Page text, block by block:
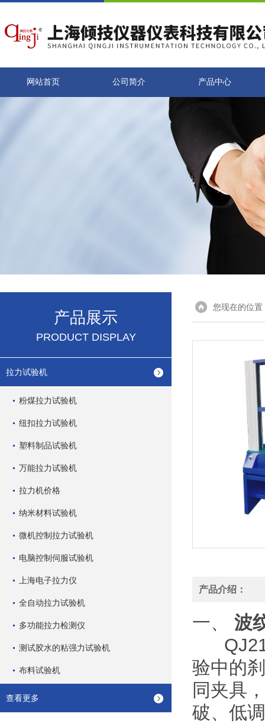
网站首页 公司简介 产品中心
产品展示
PRODUCT DISPLAY
拉力试验机
粉煤拉力试验机
纽扣拉力试验机
塑料制品试验机
万能拉力试验机
拉力机价格
纳米材料试验机
微机控制拉力试验机
电脑控制伺服试验机
上海电子拉力仪
全自动拉力试验机
多功能拉力检测仪
测试胶水的粘强力试验机
布料试验机
查看更多
您现在的位置
产品介绍：
一、 波
验中的
同夹具
破、低